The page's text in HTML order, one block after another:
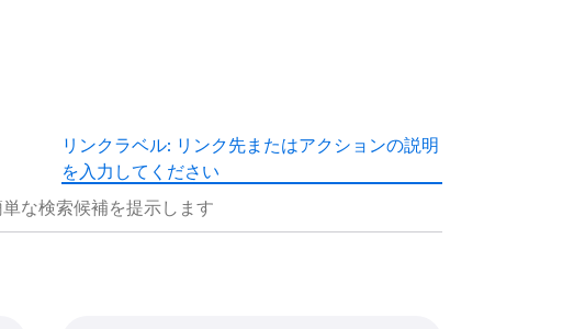
リンクラベル: リンク先またはアクションの説明
を入力してください